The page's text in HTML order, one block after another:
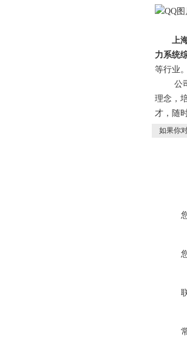
上
力系统
等行业。
公司
理念，
才，随
如果你